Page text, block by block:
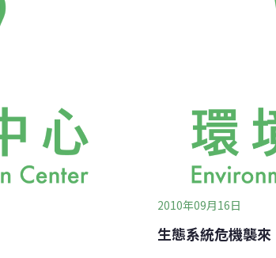
2010年09月16日
生態系統危機襲